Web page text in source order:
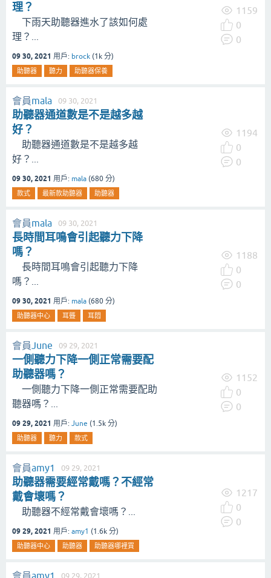
理？
下雨天助聽器進水了該如何處
理？...
09 30, 2021 用戶: brock (1k 分)
助聽器 聽力 助聽器保養
1159
0
0
會員mala 09 30, 2021
助聽器通道數是不是越多越
好？
助聽器通道數是不是越多越
好？...
09 30, 2021 用戶: mala (680 分)
款式 最新款助聽器 助聽器
1194
0
0
會員mala 09 30, 2021
長時間耳鳴會引起聽力下降
嗎？
長時間耳鳴會引起聽力下降
嗎？...
09 30, 2021 用戶: mala (680 分)
助聽器中心 耳聾 耳悶
1188
0
0
會員June 09 29, 2021
一側聽力下降一側正常需要配
助聽器嗎？
一側聽力下降一側正常需要配助
聽器嗎？...
09 29, 2021 用戶: June (1.5k 分)
助聽器 聽力 款式
1152
0
0
會員amy1 09 29, 2021
助聽器需要經常戴嗎？不經常
戴會壞嗎？
助聽器不經常戴會壞嗎？...
09 29, 2021 用戶: amy1 (1.6k 分)
助聽器中心 助聽器 助聽器哪裡買
1217
0
0
會員amy1 09 29, 2021